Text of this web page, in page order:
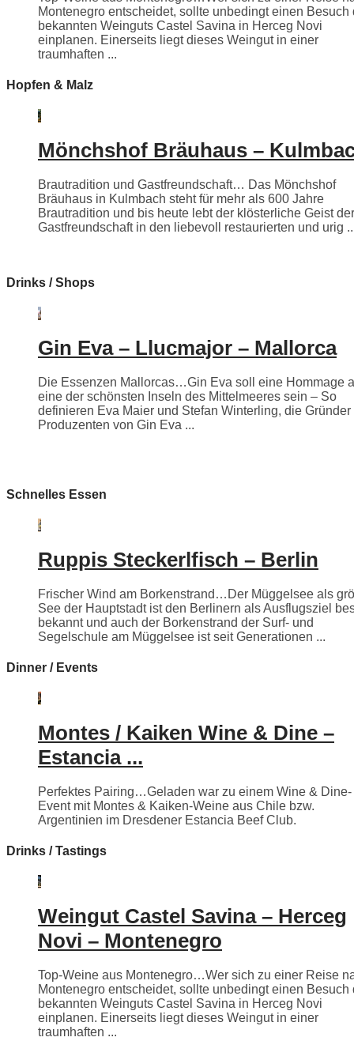
Montenegro entscheidet, sollte unbedingt einen Besuch
bekannten Weinguts Castel Savina in Herceg Novi
einplanen. Einerseits liegt dieses Weingut in einer
traumhaften ...
Hopfen & Malz
Mönchshof Bräuhaus –
Brautradition und Gastfreundschaft… Das Mönchshof
Bräuhaus in Kulmbach steht für mehr als 600 Jahre
Brautradition und bis heute lebt der klösterliche Geist der
Gastfreundschaft in den liebevoll restaurierten und urig
Drinks / Shops
Gin Eva – Llucmajor – Mallorca
Die Essenzen Mallorcas…Gin Eva soll eine Hommage
eine der schönsten Inseln des Mittelmeeres sein – So
definieren Eva Maier und Stefan Winterling, die Gründer
Produzenten von Gin Eva ...
Schnelles Essen
Ruppis Steckerlfisch – Berlin
Frischer Wind am Borkenstrand…Der Müggelsee als
See der Hauptstadt ist den Berlinern als Ausflugsziel
bekannt und auch der Borkenstrand der Surf- und
Segelschule am Müggelsee ist seit Generationen ...
Dinner / Events
Montes / Kaiken Wine & Dine –
Estancia ...
Perfektes Pairing…Geladen war zu einem Wine & Dine-
Event mit Montes & Kaiken-Weine aus Chile bzw.
Argentinien im Dresdener Estancia Beef Club.
Drinks / Tastings
Weingut Castel Savina – Herceg
Novi – Montenegro
Top-Weine aus Montenegro…Wer sich zu einer Reise
Montenegro entscheidet, sollte unbedingt einen Besuch
bekannten Weinguts Castel Savina in Herceg Novi
einplanen. Einerseits liegt dieses Weingut in einer
traumhaften ...